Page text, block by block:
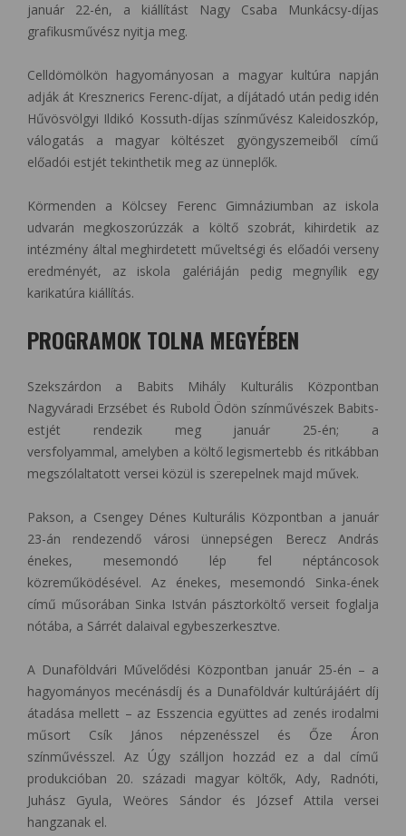
január 22-én, a kiállítást Nagy Csaba Munkácsy-díjas
grafikusművész nyitja meg.
Celldömölkön hagyományosan a magyar kultúra napján
adják át Kresznerics Ferenc-díjat, a díjátadó után pedig idén
Hűvösvölgyi Ildikó Kossuth-díjas színművész Kaleidoszkóp,
válogatás a magyar költészet gyöngyszemeiből című
előadói estjét tekinthetik meg az ünneplők.
Körmenden a Kölcsey Ferenc Gimnáziumban az iskola
udvarán megkoszorúzzák a költő szobrát, kihirdetik az
intézmény által meghirdetett műveltségi és előadói verseny
eredményét, az iskola galériáján pedig megnyílik egy
karikatúra kiállítás.
PROGRAMOK TOLNA MEGYÉBEN
Szekszárdon a Babits Mihály Kulturális Központban
Nagyváradi Erzsébet és Rubold Ödön színművészek Babits-
estjét rendezik meg január 25-én; a
versfolyammal, amelyben a költő legismertebb és ritkábban
megszólaltatott versei közül is szerepelnek majd művek.
Pakson, a Csengey Dénes Kulturális Központban a január
23-án rendezendő városi ünnepségen Berecz András
énekes, mesemondó lép fel néptáncosok
közreműködésével. Az énekes, mesemondó Sinka-ének
című műsorában Sinka István pásztorköltő verseit foglalja
nótába, a Sárrét dalaival egybeszerkesztve.
A Dunaföldvári Művelődési Központban január 25-én – a
hagyományos mecénásdíj és a Dunaföldvár kultúrájáért díj
átadása mellett – az Esszencia együttes ad zenés irodalmi
műsort Csík János népzenésszel és Őze Áron
színművésszel. Az Úgy szálljon hozzád ez a dal című
produkcióban 20. századi magyar költők, Ady, Radnóti,
Juhász Gyula, Weöres Sándor és József Attila versei
hangzanak el.